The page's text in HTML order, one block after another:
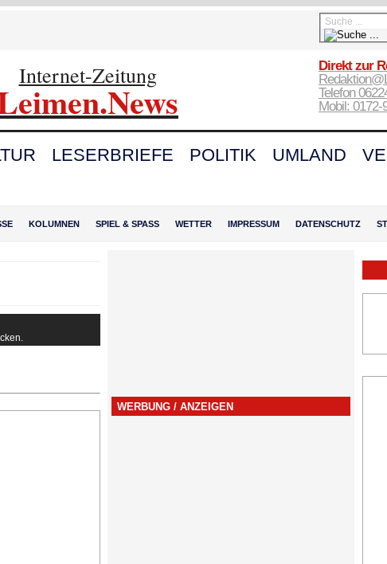
Internet-Zeitung
Direkt zur
Telefon
Mobil: 0172-
LESERBRIEFE POLITIK UMLAND
KOLUMNEN SPIEL & SPASS WETTER IMPRESSUM DATENSCHUTZ
WERBUNG / ANZEIGEN